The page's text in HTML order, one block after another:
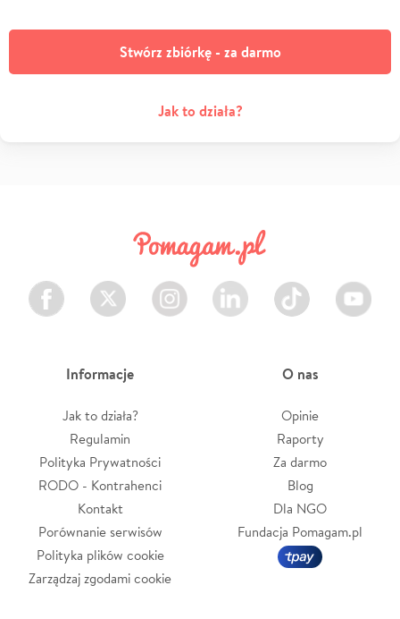
Stwórz zbiórkę - za darmo
Jak to działa?
Facebook Twitter Instagram LinkedIn TikTok Youtube
Informacje
Jak to działa?
Regulamin
Polityka Prywatności
RODO - Kontrahenci
Kontakt
Porównanie serwisów
Polityka plików cookie
Zarządzaj zgodami cookie
O nas
Opinie
Raporty
Za darmo
Blog
Dla NGO
Fundacja Pomagam.pl